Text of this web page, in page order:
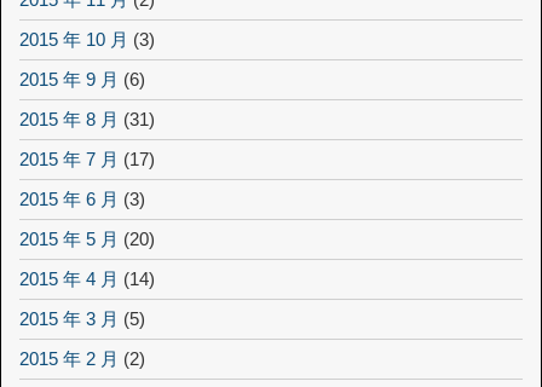
2015 年 10 月 (3)
2015 年 9 月 (6)
2015 年 8 月 (31)
2015 年 7 月 (17)
2015 年 6 月 (3)
2015 年 5 月 (20)
2015 年 4 月 (14)
2015 年 3 月 (5)
2015 年 2 月 (2)